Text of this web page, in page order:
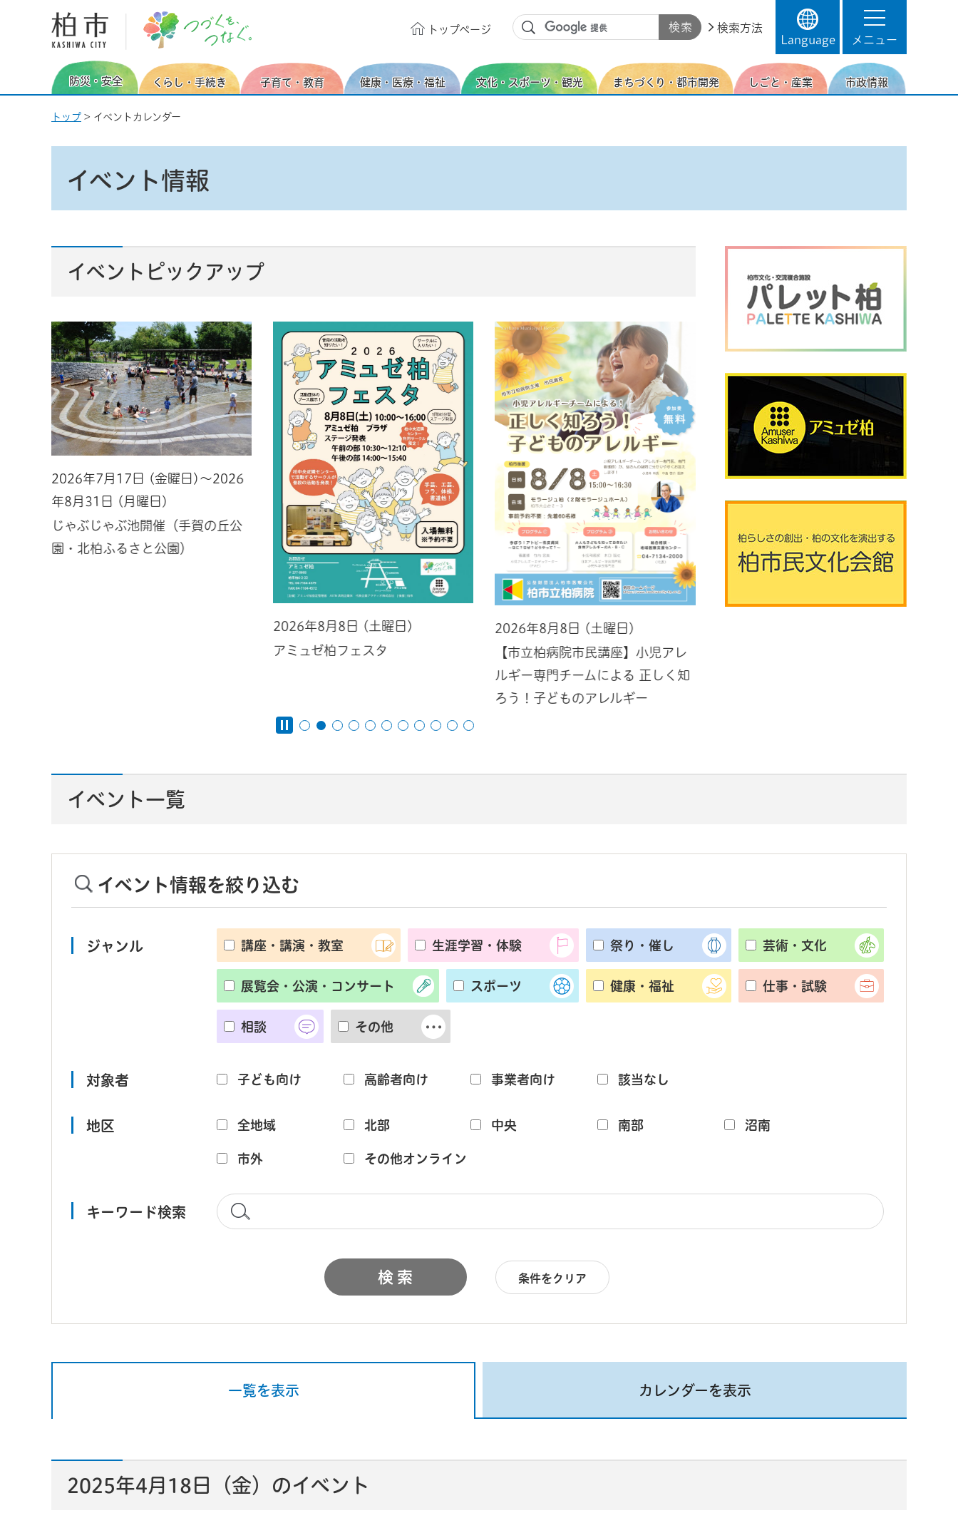
柏市
トップページ
検索方法
Language
メニュー
防災・安全 くらし・手続き 子育て・教育 健康・医療・福祉 文化・スポーツ・観光 まちづくり・都市開発 しごと・産業 市政情報
トップ > イベントカレンダー
イベント情報
イベントピックアップ
2026年7月17日 (金曜日)～2026
年8月31日 (月曜日)
じゃぶじゃぶ池開催（手賀の丘公
園・北柏ふるさと公園）
2026年8月8日 (土曜日)
アミュゼ柏フェスタ
2026年8月8日 (土曜日)
【市立柏病院市民講座】小児アレ
ルギー専門チームによる 正しく知
ろう！子どものアレルギー
イベント一覧
イベント情報を絞り込む
ジャンル 講座・講演・教室 生涯学習・体験 祭り・催し 芸術・文化
展覧会・公演・コンサート スポーツ 健康・福祉 仕事・試験
相談 その他
対象者 子ども向け 高齢者向け 事業者向け 該当なし
地区 全地域 北部 中央 南部 沼南
市外 その他オンライン
キーワード検索
条件をクリア
一覧を表示 カレンダーを表示
2025年4月18日（金）のイベント